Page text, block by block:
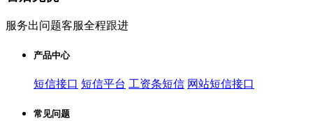
服务出问题客服全程跟进
产品中心
短信接口 短信平台 工资条短信 网站短信接口
常见问题